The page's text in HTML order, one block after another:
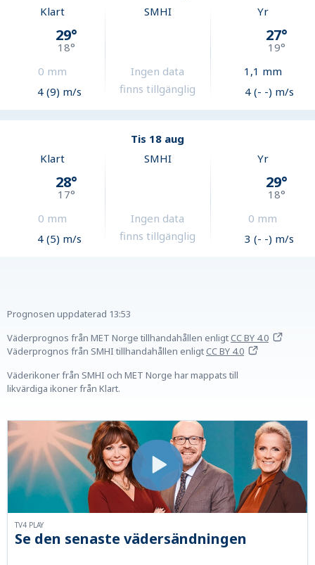
Klart
29°
18°
0 mm
4 (9) m/s
SMHI
Ingen data
finns tillgänglig
Yr
27°
19°
1,1 mm
4 (- -) m/s
Tis 18 aug
Klart
28°
17°
0 mm
4 (5) m/s
SMHI
Ingen data
finns tillgänglig
Yr
29°
18°
0 mm
3 (- -) m/s
Prognosen uppdaterad 13:53
Väderprognos från MET Norge tillhandahållen enligtCC BY 4.0
Väderprognos från SMHI tillhandahållen enligtCC BY 4.0
Väderikoner från SMHI och MET Norge har mappats till
likvärdiga ikoner från Klart.
Se den senaste vädersändningen
TV4 PLAY